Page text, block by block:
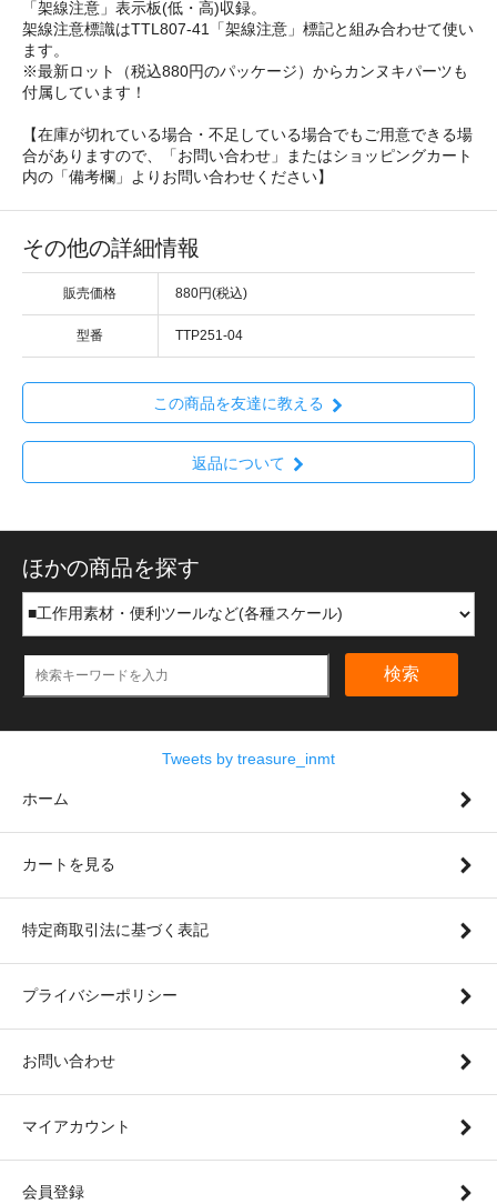
「架線注意」表示板(低・高)収録。
架線注意標識はTTL807-41「架線注意」標記と組み合わせて使い
ます。
※最新ロット（税込880円のパッケージ）からカンヌキパーツも
付属しています！
【在庫が切れている場合・不足している場合でもご用意できる場
合がありますので、「お問い合わせ」またはショッピングカート
内の「備考欄」よりお問い合わせください】
その他の詳細情報
販売価格 880円(税込)
型番 TTP251-04
この商品を友達に教える
返品について
ほかの商品を探す
検索
Tweets by treasure_inmt
ホーム
カートを見る
特定商取引法に基づく表記
プライバシーポリシー
お問い合わせ
マイアカウント
会員登録